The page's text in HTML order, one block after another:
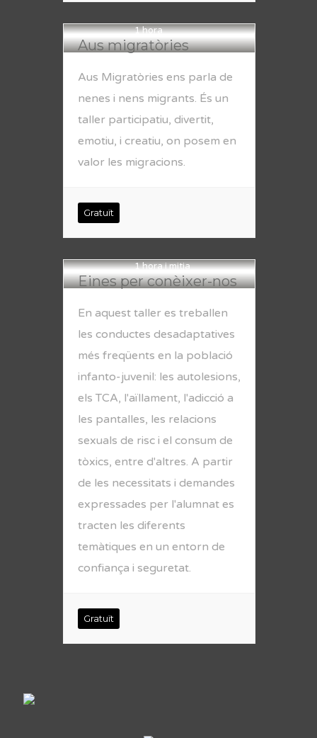
1 hora
Aus migratòries
Aus Migratòries ens parla de
nenes i nens migrants. És un
taller participatiu, divertit,
emotiu, i creatiu, on posem en
valor les migracions.
Gratuït
1 hora i mitja
Eines per conèixer-nos
En aquest taller es treballen
les conductes desadaptatives
més freqüents en la població
infanto-juvenil: les autolesions,
els TCA, l'aïllament, l'adicció a
les pantalles, les relacions
sexuals de risc i el consum de
tòxics, entre d'altres. A partir
de les necessitats i demandes
expressades per l'alumnat es
tracten les diferents
temàtiques en un entorn de
confiança i seguretat.
Gratuït